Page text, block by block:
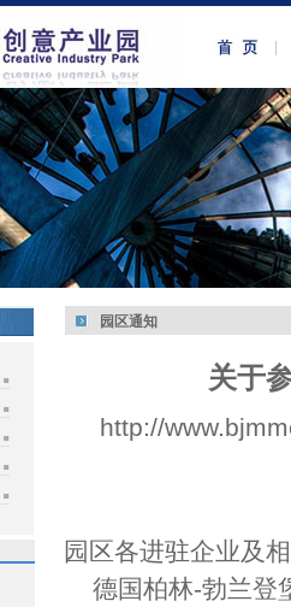
园区通知
关于
http://
园区各进驻企业及
德国柏林-勃兰登